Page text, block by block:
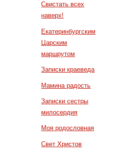
Свистать всех
наверх!
Екатеринбургским
Царским
маршрутом
Записки краеведа
Мамина радость
Записки сестры
милосердия
Моя родословная
Свет Христов